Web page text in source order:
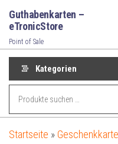
Inhalt
springen
Guthabenkarten –
eTronicStore
Point of Sale
Kategorien
Startseite »